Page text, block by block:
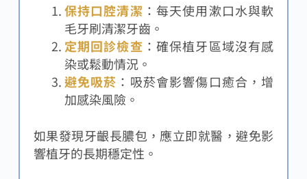
保持口腔清潔 ：每天使用漱口水與軟
毛牙刷清潔牙齒。
定期回診檢查 ：確保植牙區域沒有感
染或鬆動情況。
避免吸菸 ：吸菸會影響傷口癒合，增
加感染風險。
如果發現牙齦長膿包，應立即就醫，避免影
響植牙的長期穩定性。